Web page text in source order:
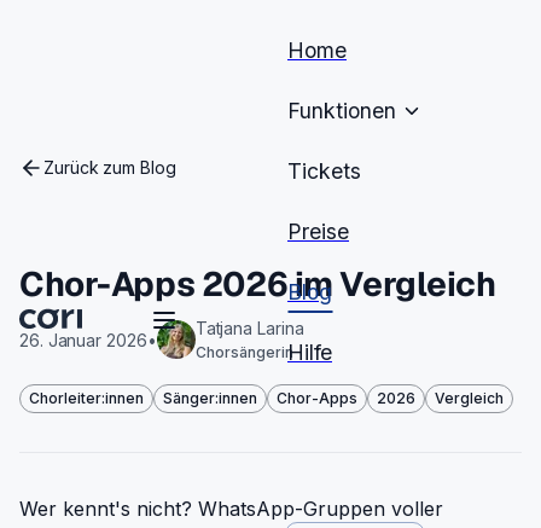
Home
Funktionen
Tickets
Preise
Blog
Hilfe
Zurück zum Blog
Chor-Apps 2026 im Vergleich
26. Januar 2026•
Tatjana Larina
Chorsängerin
Chorleiter:innen Sänger:innen Chor-Apps 2026 Vergleich
Wer kennt's nicht? WhatsApp-Gruppen voller